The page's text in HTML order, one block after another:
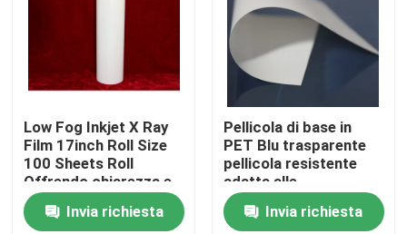
Casa
Low Fog Inkjet X Ray
Film 17inch Roll Size
100 Sheets Roll
Offrendo chiarezza e
dettaglio superiori per
le immaginiInvia richiesta
Pellicola di base in
PET Blu trasparente
pellicola resistente
adatta alle
applicazioni industriali
di imballaggio e
Invia richiesta